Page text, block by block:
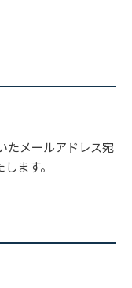
たメールアドレス宛
ます。